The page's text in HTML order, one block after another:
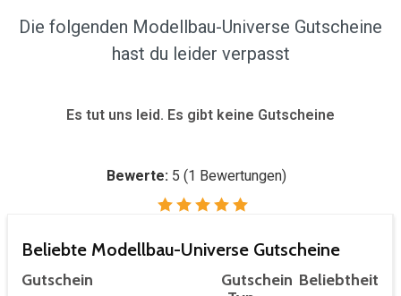
Die folgenden Modellbau-Universe Gutscheine
hast du leider verpasst
Es tut uns leid. Es gibt keine Gutscheine
Bewerte: 5 (1 Bewertungen)
Beliebte Modellbau-Universe Gutscheine
Gutschein
Gutschein Beliebtheit